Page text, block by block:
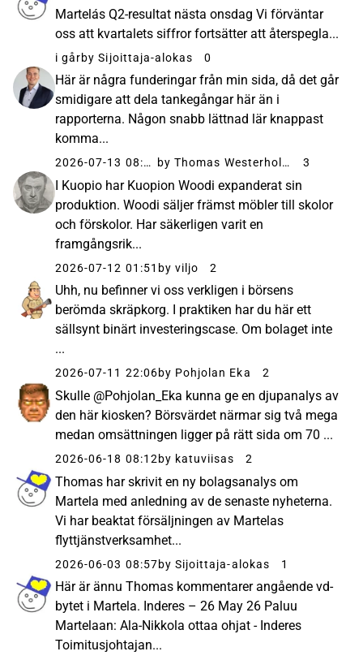
Martelás Q2-resultat nästa onsdag Vi förväntar
oss att kvartalets siffror fortsätter att återspegla...
i gårby Sijoittaja-alokas 0
Här är några funderingar från min sida, då det går
smidigare att dela tankegångar här än i
rapporterna. Någon snabb lättnad lär knappast
komma...
2026-07-13 08:01 by Thomas Westerholm 3
I Kuopio har Kuopion Woodi expanderat sin
produktion. Woodi säljer främst möbler till skolor
och förskolor. Har säkerligen varit en
framgångsrik...
2026-07-12 01:51 by viljo 2
Uhh, nu befinner vi oss verkligen i börsens
berömda skräpkorg. I praktiken har du här ett
sällsynt binärt investeringscase. Om bolaget inte
...
2026-07-11 22:06by Pohjolan Eka 2
Skulle @Pohjolan_Eka kunna ge en djupanalys av
den här kiosken? Börsvärdet närmar sig två mega
medan omsättningen ligger på rätt sida om 70 ...
2026-06-18 08:12 by katuviisas 2
Thomas har skrivit en ny bolagsanalys om
Martela med anledning av de senaste nyheterna.
Vi har beaktat försäljningen av Martelas
flyttjänstverksamhet...
2026-06-03 08:57by Sijoittaja-alokas 1
Här är ännu Thomas kommentarer angående vd-
bytet i Martela. Inderes – 26 May 26 Paluu
Martelaan: Ala-Nikkola ottaa ohjat - Inderes
Toimitusjohtajan...